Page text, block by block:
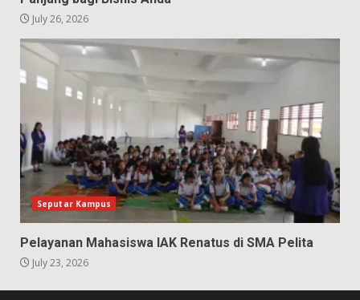
July 26, 2026
Seputar Kampus
Pelayanan Mahasiswa IAK Renatus di SMA Pelita
July 23, 2026